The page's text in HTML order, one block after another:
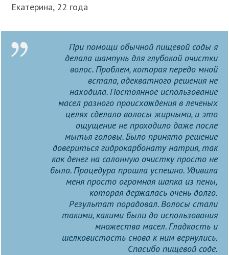
Екатерина, 22 года
При помощи обычной пищевой соды я
делала шампунь для глубокой очистки
волос. Проблем, которая передо мной
встала, адекватного решения не
находила. Постоянное использование
масел разного происхождения в леченых
целях сделало волосы жирными, и это
ощущение не проходило даже после
мытья головы. Было принято решение
довериться гидрокарбонату натрия, так
как денег на салонную очистку просто не
было. Процедура прошла успешно. Удивила
меня просто огромная шапка из пены,
которая держалась очень долго.
Результат порадовал. Волосы стали
такими, какими были до использования
множества масел. Гладкость и
шелковистость снова к ним вернулись.
Спасибо пищевой соде.